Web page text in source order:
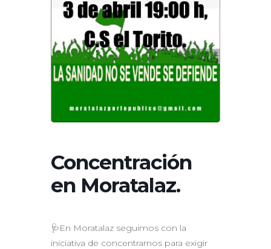
Concentración
en Moratalaz.
🩺En Moratalaz seguimos con la
iniciativa de concentrarnos para exigir